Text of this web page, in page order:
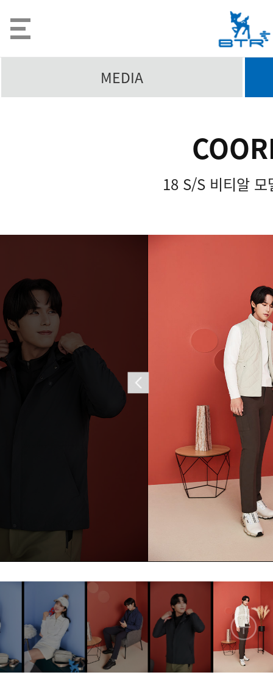
MEDIA
18 S/S 비티알 모